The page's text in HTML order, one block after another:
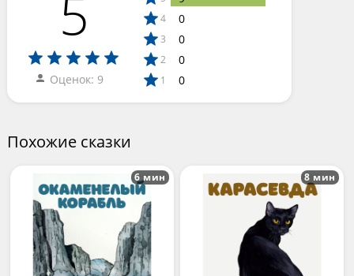
Оценок: 9
4 0
3 0
2 0
1 0
Похожие сказки
6 мин 8 мин